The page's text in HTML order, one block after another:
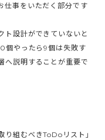
仕事をいただく部分です
ト設計ができていないと
個やったら9個は失敗す
へ説明することが重要で
組むべきToDoリスト」